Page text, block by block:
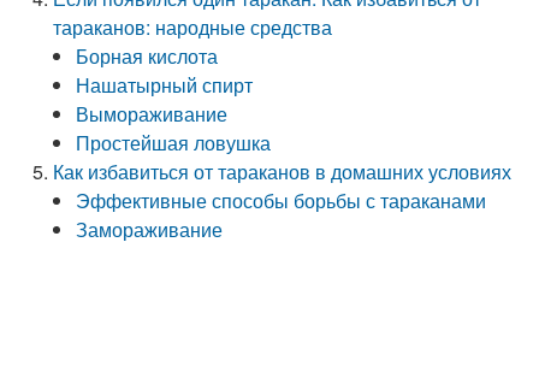
тараканов: народные средства
Борная кислота
Нашатырный спирт
Вымораживание
Простейшая ловушка
Как избавиться от тараканов в домашних условиях
Эффективные способы борьбы с тараканами
Замораживание